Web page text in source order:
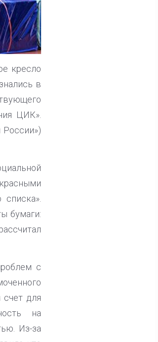
кресло
в
ЦИК».
бумаги:
с
для
на
Из-за